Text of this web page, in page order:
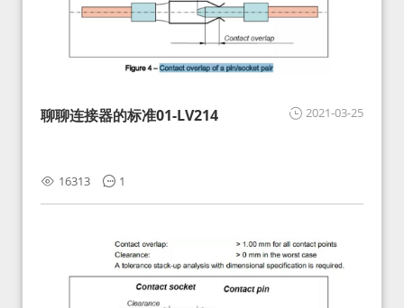
2021-03-25
聊聊连接器的标准01-LV214
16313 1